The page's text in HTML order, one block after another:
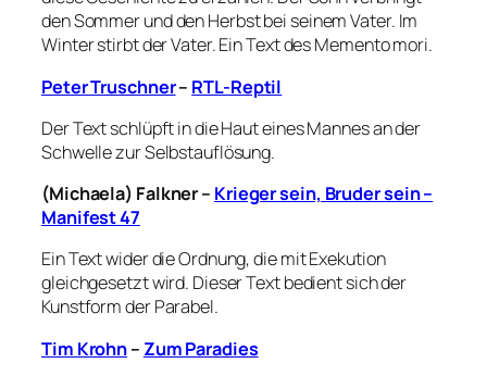
den Sommer und den Herbst bei seinem Vater. Im
Winter stirbt der Vater. Ein Text desMemento mori.
Peter Truschner– RTL-Reptil
Der Text schlüpft in die Haut eines Mannes an der
Schwelle zur Selbstauflösung.
(Michaela) Falkner– Krieger sein, Bruder sein –
Manifest 47
Ein Text wider die Ordnung, die mit Exekution
gleichgesetzt wird. Dieser Text bedient sich der
Kunstform der Parabel.
Tim Krohn– Zum Paradies